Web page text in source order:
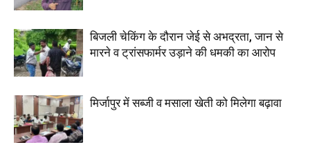
बिजली चेकिंग के दौरान जेई से अभद्रता, जान से
मारने व ट्रांसफार्मर उड़ाने की धमकी का आरोप
मिर्जापुर में सब्जी व मसाला खेती को मिलेगा बढ़ावा